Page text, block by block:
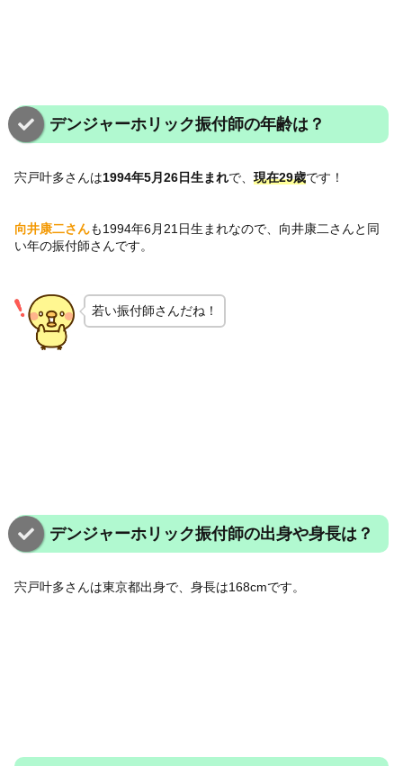
デンジャーホリック振付師の年齢は？
宍戸叶多さんは1994年5月26日生まれで、 現在29歳です！
向井康二さんも1994年6月21日生まれなので、向井康二さんと同
い年の振付師さんです。
若い振付師さんだね！
デンジャーホリック振付師の出身や身長は？
宍戸叶多さんは東京都出身で、身長は168cmです。